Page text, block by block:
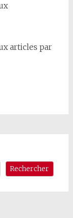
articles par
Rechercher